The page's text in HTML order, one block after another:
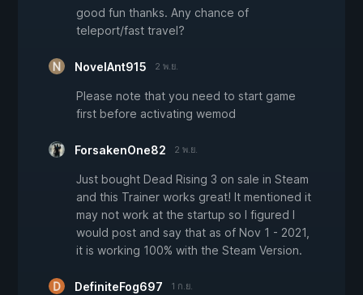
good fun thanks. Any chance of
teleport/fast travel?
NovelAnt915 2 พ.ย.
Please note that you need to start game
first before activating wemod
ForsakenOne82 2 พ.ย.
Just bought Dead Rising 3 on sale in Steam
and this Trainer works great! It mentioned it
may not work at the startup so I figured I
would post and say that as of Nov 1 - 2021,
it is working 100% with the Steam Version.
DefiniteFog697 1 ก.ย.